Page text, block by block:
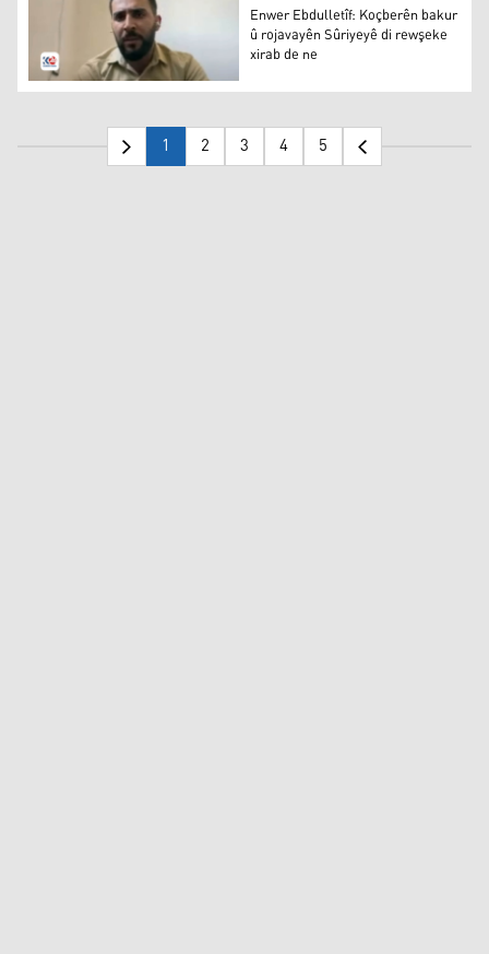
Enwer Ebdulletîf
Enwer Ebdulletîf: Koçberên bakur
û rojavayên Sûriyeyê di rewşeke
xirab de ne
1 2 3 4 5